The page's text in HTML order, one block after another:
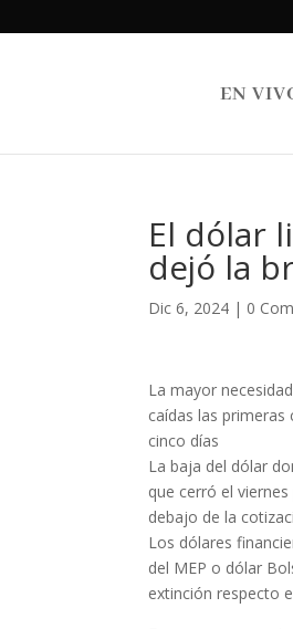
EN
El dólar
dejó la
Dic 6, 2024 | 0
La mayor
caídas las
cinco días
La baja del dólar
que cerró el
debajo de la
Los dólares
del MEP o dólar
extinción respecto